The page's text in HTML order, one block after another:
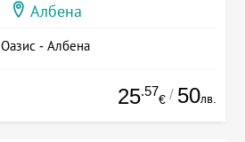
Албена
Оазис - Албена
25.57
€ / 50лв.